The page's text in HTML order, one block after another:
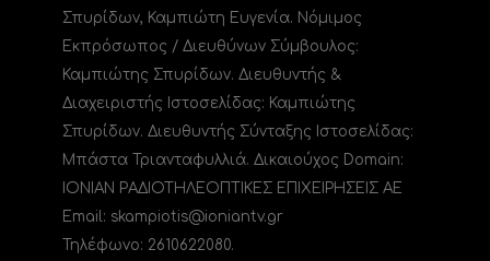
Σπυρίδων, Καμπιώτη Ευγενία. Νόμιμος
Εκπρόσωπος / Διευθύνων Σύμβουλος:
Καμπιώτης Σπυρίδων. Διευθυντής &
Διαχειριστής Ιστοσελίδας: Καμπιώτης
Σπυρίδων. Διευθυντής Σύνταξης Ιστοσελίδας:
Μπάστα Τριανταφυλλιά. Δικαιούχος Domain:
ΙΟΝΙΑΝ ΡΑΔΙΟΤΗΛΕΟΠΤΙΚΕΣ ΕΠΙΧΕΙΡΗΣΕΙΣ ΑΕ
Email: skampiotis@ioniantv.gr
Τηλέφωνο: 2610622080.